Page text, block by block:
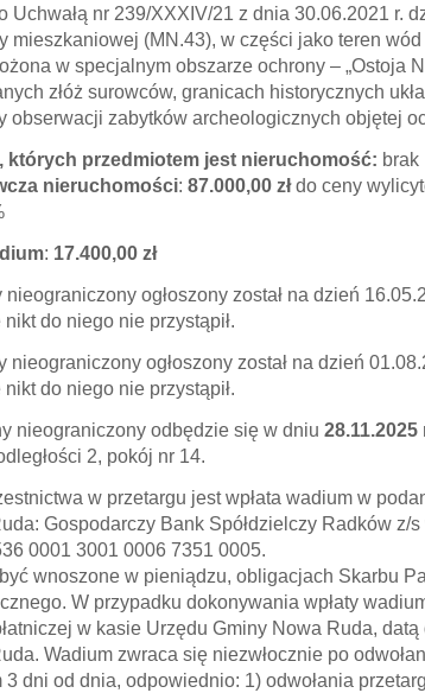
Uchwałą nr 239/XXXIV/21 z dnia 30.06.2021 r.
mieszkaniowej (MN.43), w części jako teren
w specjalnym obszarze ochrony – „Ostoja
złóż surowców, granicach historycznych
obserwacji zabytków archeologicznych objętej
których przedmiotem jest nieruchomość: brak
nieruchomości: 87.000,00 złdo ceny
: 17.400,00 zł
nieograniczony ogłoszony został na dzień
do niego nie przystąpił.
nieograniczony ogłoszony został na dzień
do niego nie przystąpił.
nieograniczony odbędzie się w dniu
2, pokój nr 14.
w przetargu jest wpłata wadium w
Gospodarczy Bank Spółdzielczy Radków
0001 3001 0006 7351 0005.
wnoszone w pieniądzu, obligacjach Skarbu
W przypadku dokonywania wpłaty
w kasie Urzędu Gminy Nowa Ruda,
Wadium zwraca się niezwłocznie po
3 dni od dnia, odpowiednio: 1) odwołania